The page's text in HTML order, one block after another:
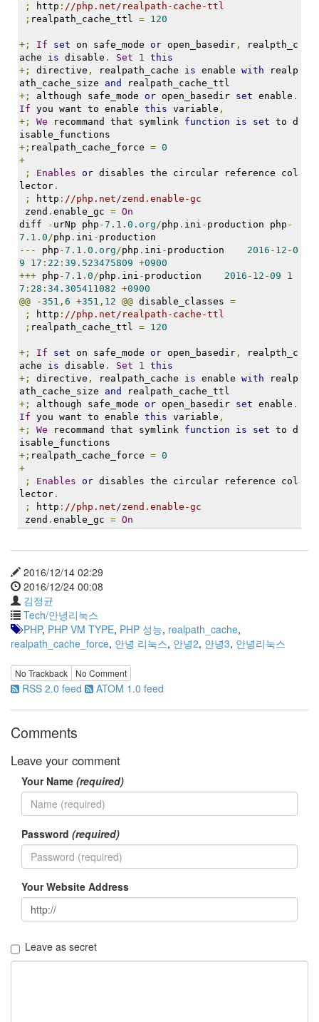
;
http : //php.net/realpath-cache-ttl
; realpath_cache_ttl = 120
+; If set on safe_mode or open_basedir ,
realpth_c
ache is disable . Set 1 this
+;
directive , realpath_cache is enable with realp
ath_cache_size and
realpath_cache_ttl
+;
although safe_mode or open_basedir set enable .
If you want to enable this variable ,
+;
We recommand that symlink function is set to d
isable_functions
+; realpath_cache_force = 0
+
;
Enables or disables the circular reference col
lector .
;
http : //php.net/zend.enable-gc
zend . enable_gc = On
diff
- urNp php -7.1 . 0.org/php . ini - production php -
7.1 . 0/php . ini - production
---
php -7.1 . 0.org/php . ini - production 2016 - 12 -0
9
17 : 22 : 39.523475809 +0900
+++ php -7.1 . 0/php . ini - production 2016 - 12 -09
1
7 : 28 : 34.305411082 +0900
@@
-351 , 6 +351 , 12 @@ disable_classes =
;
http : //php.net/realpath-cache-ttl
; realpath_cache_ttl = 120
+; If set on safe_mode or open_basedir ,
realpth_c
ache is disable . Set 1 this
+;
directive , realpath_cache is enable with realp
ath_cache_size and
realpath_cache_ttl
+;
although safe_mode or open_basedir set enable .
If you want to enable this variable ,
+;
We recommand that symlink function is set to d
isable_functions
+; realpath_cache_force = 0
+
;
Enables or disables the circular reference col
lector .
;
http : //php.net/zend.enable-gc
zend . enable_gc = On
2016/12/14 02:29
2016/12/24 00:08
김정균
Tech/안녕리눅스
PHP, PHP VM TYPE, PHP 성능, realpath_cache,
realpath_cache_force, 안녕 리눅스, 안녕2, 안녕3, 안녕리눅스
No Trackback No Comment
RSS 2.0 feed ATOM 1.0 feed
Comments
Leave your comment
Your Name (required)
Password (required)
Your Website Address
Leave as secret